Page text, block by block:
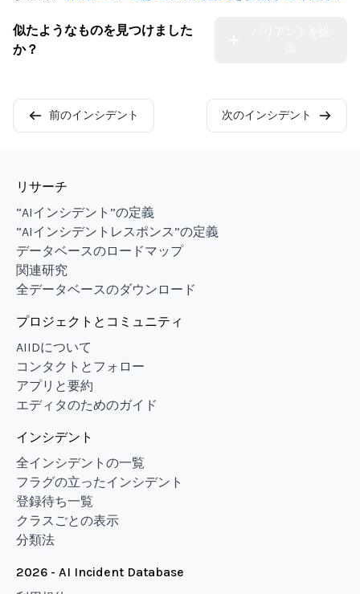
似たようなものを見つけました
か？
前のインシデント 次のインシデント
リサーチ
“AIインシデント”の定義
“AIインシデントレスポンス”の定義
データベースのロードマップ
関連研究
全データベースのダウンロード
プロジェクトとコミュニティ
AIIDについて
コンタクトとフォロー
アプリと要約
エディタのためのガイド
インシデント
全インシデントの一覧
フラグの立ったインシデント
登録待ち一覧
クラスごとの表示
分類法
2026 - AI Incident Database